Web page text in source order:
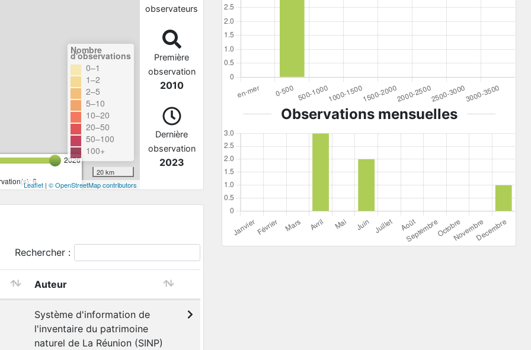
2026
6
Nombre
d'observations
0–1
1–2
2–5
5–10
10–20
20–50
50–100
100+
20 km
Leaflet| © OpenStreetMap contributors
observateurs
Première
observation
2010
Dernière
observation
2023
Rechercher :
Auteur
Système d'information de
l'inventaire du patrimoine
naturel de La Réunion (SINP)
Observations mensuelles